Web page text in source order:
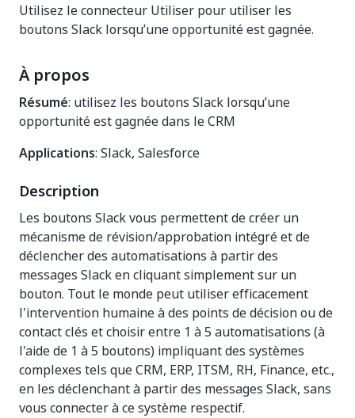
Utilisez le connecteur Utiliser pour utiliser les
boutons Slack lorsqu’une opportunité est gagnée.
À propos
Résumé: utilisez les boutons Slack lorsqu’une
opportunité est gagnée dans le CRM
Applications: Slack, Salesforce
Description
Les boutons Slack vous permettent de créer un
mécanisme de révision/approbation intégré et de
déclencher des automatisations à partir des
messages Slack en cliquant simplement sur un
bouton. Tout le monde peut utiliser efficacement
l'intervention humaine à des points de décision ou de
contact clés et choisir entre 1 à 5 automatisations (à
l'aide de 1 à 5 boutons) impliquant des systèmes
complexes tels que CRM, ERP, ITSM, RH, Finance, etc.,
en les déclenchant à partir des messages Slack, sans
vous connecter à ce système respectif.